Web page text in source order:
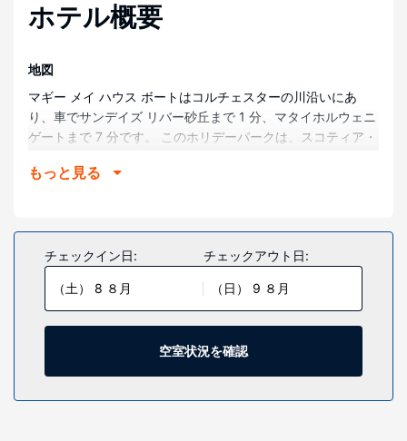
ホテル概要
地図
マギー メイ ハウス ボートはコルチェスターの川沿いにあ
り、車でサンデイズ リバー砂丘まで 1 分、マタイホルウェニ
ゲートまで 7 分です。 このホリデーパークは、スコティア・
カンファレンスセンターまで 24.6 km の場所にあります。
客室はそれぞれ異なる装飾のが施されており、おくつろぎい
ただけます。シャワー付きのバスルームが備わっています。
このホリデーパークに滞在中は、喫煙スペース、モーターボ
ート (敷地内)、ボート / カヌー (敷地内)などの設備やサービ
スを利用できます。ご滞在中は、水上スキー (敷地内)、ボー
もっと見る
チェックイン日:
（土） 8 ８月
チェックアウト日:
（日） 9 ８月
空室状況を確認